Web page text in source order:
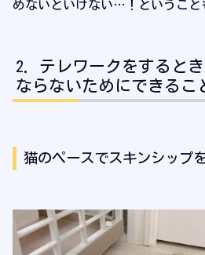
めないといけない…！ということ
テレワークをすると
ならないためにできるこ
猫のペースでスキンシップ